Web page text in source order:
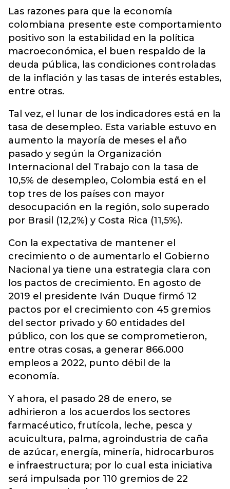
Las razones para que la economía
colombiana presente este comportamiento
positivo son la estabilidad en la política
macroeconómica, el buen respaldo de la
deuda pública, las condiciones controladas
de la inflación y las tasas de interés estables,
entre otras.
Tal vez, el lunar de los indicadores está en la
tasa de desempleo. Esta variable estuvo en
aumento la mayoría de meses el año
pasado y según la Organización
Internacional del Trabajo con la tasa de
10,5% de desempleo, Colombia está en el
top tres de los países con mayor
desocupación en la región, solo superado
por Brasil (12,2%) y Costa Rica (11,5%).
Con la expectativa de mantener el
crecimiento o de aumentarlo el Gobierno
Nacional ya tiene una estrategia clara con
los pactos de crecimiento. En agosto de
2019 el presidente Iván Duque firmó 12
pactos por el crecimiento con 45 gremios
del sector privado y 60 entidades del
público, con los que se comprometieron,
entre otras cosas, a generar 866.000
empleos a 2022, punto débil de la
economía.
Y ahora, el pasado 28 de enero, se
adhirieron a los acuerdos los sectores
farmacéutico, frutícola, leche, pesca y
acuicultura, palma, agroindustria de caña
de azúcar, energía, minería, hidrocarburos
e infraestructura; por lo cual esta iniciativa
será impulsada por 110 gremios de 22